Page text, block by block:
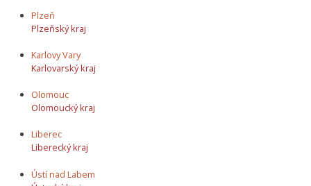
Plzeň
Plzeňský kraj
Karlovy Vary
Karlovarský kraj
Olomouc
Olomoucký kraj
Liberec
Liberecký kraj
Ústí nad Labem